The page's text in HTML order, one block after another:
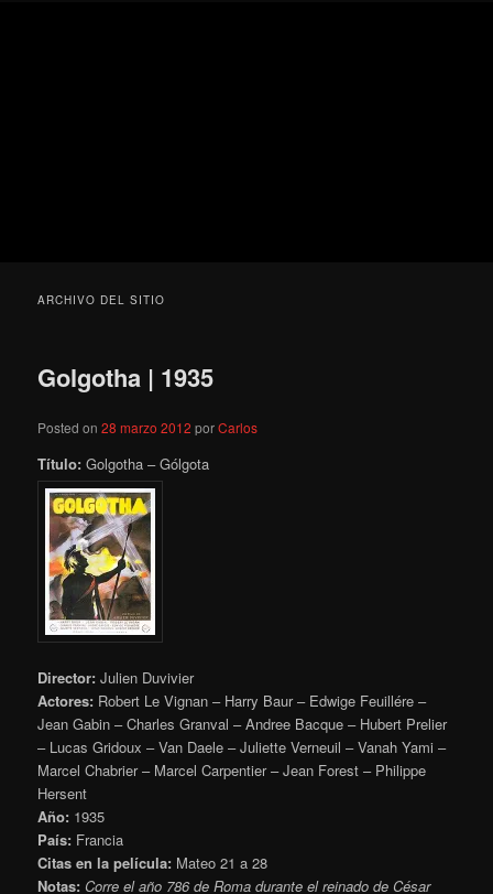
ARCHIVO DEL SITIO
Golgotha | 1935
Posted on28 marzo 2012 porCarlos
Título: Golgotha – Gólgota
Director: Julien Duvivier
Actores: Robert Le Vignan – Harry Baur – Edwige Feuillére –
Jean Gabin – Charles Granval – Andree Bacque – Hubert Prelier
– Lucas Gridoux – Van Daele – Juliette Verneuil – Vanah Yami –
Marcel Chabrier – Marcel Carpentier – Jean Forest – Philippe
Hersent
Año: 1935
País: Francia
Citas en la película: Mateo 21 a 28
Notas: Corre el año 786 de Roma durante el reinado de César